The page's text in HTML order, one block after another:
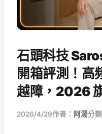
石頭科技
開箱評測！
越障，2026
2026/4/29作者： 阿湯分類